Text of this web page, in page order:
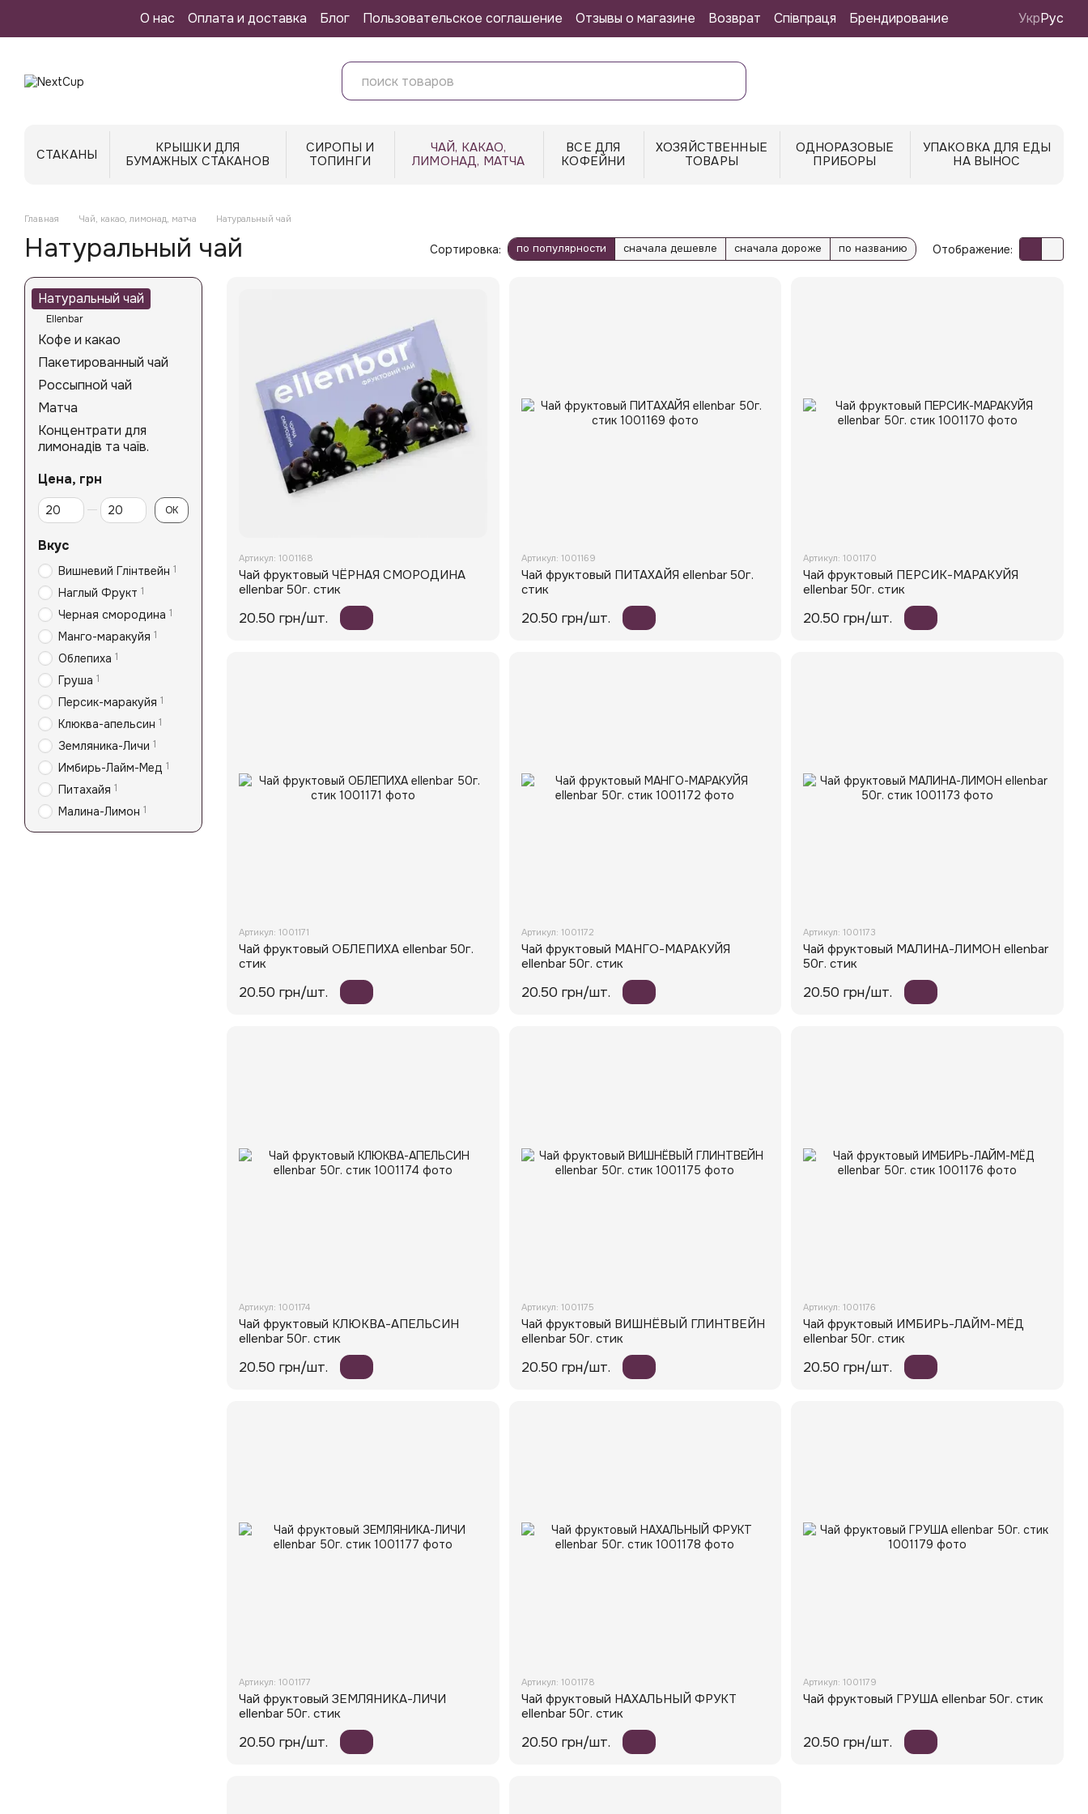
Перейти к основному контенту
О нас Оплата и доставка Блог Пользовательское соглашение Отзывы о магазине Возврат Співпраця Брендирование УкрРус
СТАКАНЫ
КРЫШКИ ДЛЯ
БУМАЖНЫХ СТАКАНОВ
СИРОПЫ И
ТОПИНГИ
ЧАЙ, КАКАО,
ЛИМОНАД, МАТЧА
ВСЕ ДЛЯ
КОФЕЙНИ
ХОЗЯЙСТВЕННЫЕ
ТОВАРЫ
ОДНОРАЗОВЫЕ
ПРИБОРЫ
УПАКОВКА ДЛЯ ЕДЫ
НА ВЫНОС
Главная Чай, какао, лимонад, матча Натуральный чай
Натуральный чай Сортировка: по популярности сначала дешевле сначала дороже по названию Отображение:
Артикул: 1001168
Чай фруктовый ЧЁРНАЯ СМОРОДИНА
ellenbar 50г. стик
20.50 грн/шт.
Артикул: 1001169
Чай фруктовый ПИТАХАЙЯ ellenbar 50г.
стик
20.50 грн/шт.
Артикул: 1001170
Чай фруктовый ПЕРСИК-МАРАКУЙЯ
ellenbar 50г. стик
20.50 грн/шт.
Артикул: 1001171
Чай фруктовый ОБЛЕПИХА ellenbar 50г.
стик
20.50 грн/шт.
Артикул: 1001172
Чай фруктовый МАНГО-МАРАКУЙЯ
ellenbar 50г. стик
20.50 грн/шт.
Артикул: 1001173
Чай фруктовый МАЛИНА-ЛИМОН ellenbar
50г. стик
20.50 грн/шт.
Артикул: 1001174
Чай фруктовый КЛЮКВА-АПЕЛЬСИН
ellenbar 50г. стик
20.50 грн/шт.
Артикул: 1001175
Чай фруктовый ВИШНЁВЫЙ ГЛИНТВЕЙН
ellenbar 50г. стик
20.50 грн/шт.
Артикул: 1001176
Чай фруктовый ИМБИРЬ-ЛАЙМ-МЁД
ellenbar 50г. стик
20.50 грн/шт.
Артикул: 1001177
Чай фруктовый ЗЕМЛЯНИКА-ЛИЧИ
ellenbar 50г. стик
20.50 грн/шт.
Артикул: 1001178
Чай фруктовый НАХАЛЬНЫЙ ФРУКТ
ellenbar 50г. стик
20.50 грн/шт.
Артикул: 1001179
Чай фруктовый ГРУША ellenbar 50г. стик
20.50 грн/шт.
Натуральный чай
Ellenbar
Кофе и какао
Пакетированный чай
Россыпной чай
Матча
Концентрати для
лимонадів та чаїв.
Цена, грн
От Цена, грн
До Цена, грн OK
Вкус
Вишневий Глінтвейн 1
Наглый Фрукт 1
Черная смородина 1
Манго-маракуйя 1
Облепиха 1
Груша 1
Персик-маракуйя 1
Клюква-апельсин 1
Земляника-Личи 1
Имбирь-Лайм-Мед 1
Питахайя 1
Малина-Лимон 1